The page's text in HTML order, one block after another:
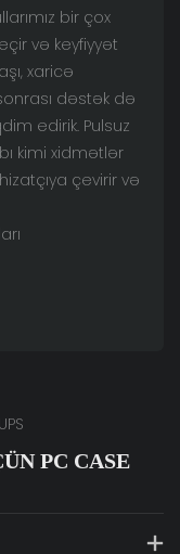
bir çox
və keyfiyyət
xaricə
dəstək də
edirik. Pulsuz
kimi xidmətlər
çevirir və
PC CASE